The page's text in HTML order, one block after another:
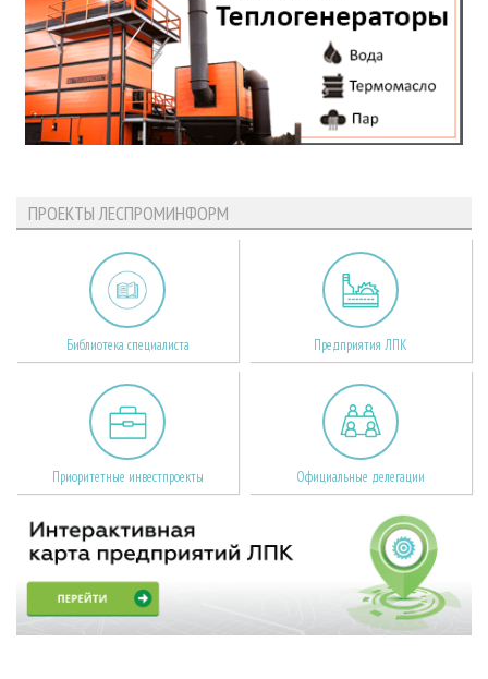
ПРОЕКТЫ ЛЕСПРОМИНФОРМ
Библиотека специалиста Предприятия ЛПК
Приоритетные инвестпроекты Официальные делегации